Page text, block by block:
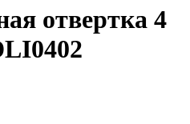
отвертка 4